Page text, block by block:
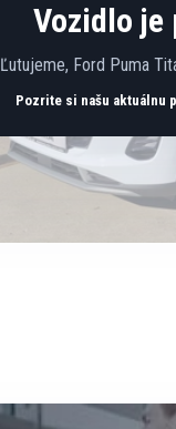
Vozidlo je
Ľutujeme, Ford Puma
Pozrite si našu aktuálnu